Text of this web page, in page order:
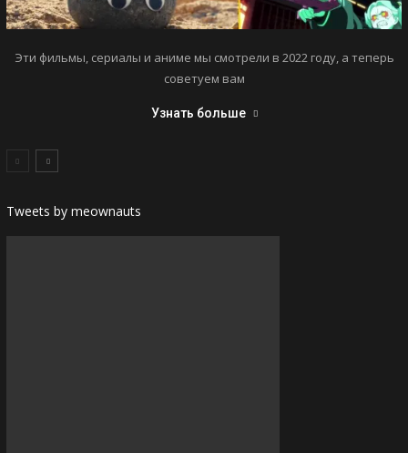
Эти фильмы, сериалы и аниме мы смотрели в 2022 году, а теперь
советуем вам
Узнать больше
Tweets by meownauts